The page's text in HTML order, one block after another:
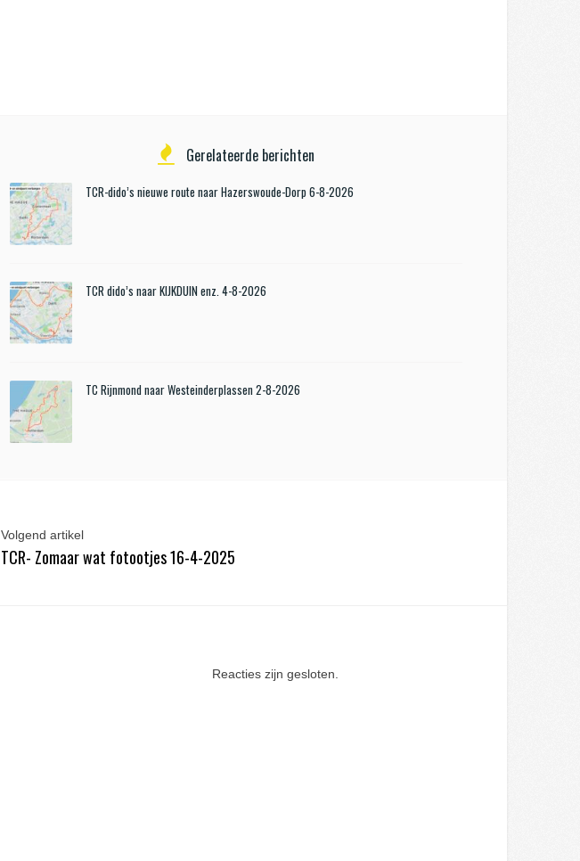
Gerelateerde berichten
TCR-dido’s nieuwe route naar Hazerswoude-Dorp 6-8-2026
TCR dido’s naar KIJKDUIN enz. 4-8-2026
TC Rijnmond naar Westeinderplassen 2-8-2026
Volgend artikel
TCR- Zomaar wat fotootjes 16-4-2025
Reacties zijn gesloten.